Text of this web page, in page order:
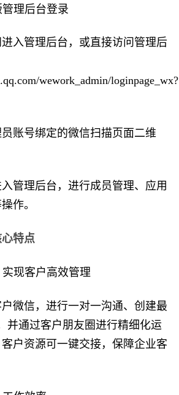
理后台登录
入管理后台，或直接访问管理后
wework_admin/loginpage_wx?
账号绑定的微信扫描页面二维
管理后台，进行成员管理、应用
作。
特点
现客户高效管理
微信，进行一对一沟通、创建最
并通过客户朋友圈进行精细化运
户资源可一键交接，保障企业客